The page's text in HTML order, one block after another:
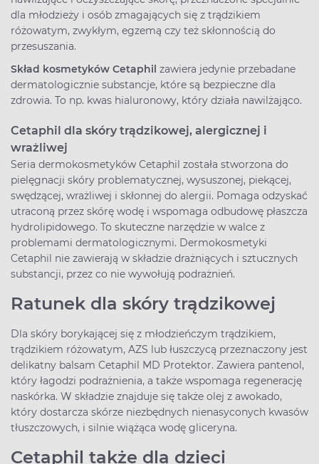
dla młodzieży i osób zmagających się z trądzikiem
różowatym, zwykłym, egzemą czy też skłonnością do
przesuszania.
Skład kosmetyków Cetaphil zawiera jedynie przebadane
dermatologicznie substancje, które są bezpieczne dla
zdrowia. To np. kwas hialuronowy, który działa nawilżająco.
Cetaphil dla skóry trądzikowej, alergicznej i
wrażliwej
Seria dermokosmetyków Cetaphil została stworzona do
pielęgnacji skóry problematycznej, wysuszonej, piekącej,
swędzącej, wrażliwej i skłonnej do alergii. Pomaga odzyskać
utraconą przez skórę wodę i wspomaga odbudowę płaszcza
hydrolipidowego. To skuteczne narzędzie w walce z
problemami dermatologicznymi. Dermokosmetyki
Cetaphil nie zawierają w składzie drażniących i sztucznych
substancji, przez co nie wywołują podrażnień.
Ratunek dla skóry trądzikowej
Dla skóry borykającej się z młodzieńczym trądzikiem,
trądzikiem różowatym, AZS lub łuszczycą przeznaczony jest
delikatny balsam Cetaphil MD Protektor. Zawiera pantenol,
który łagodzi podrażnienia, a także wspomaga regenerację
naskórka. W składzie znajduje się także olej z awokado,
który dostarcza skórze niezbędnych nienasyconych kwasów
tłuszczowych, i silnie wiążąca wodę gliceryna.
Cetaphil także dla dzieci